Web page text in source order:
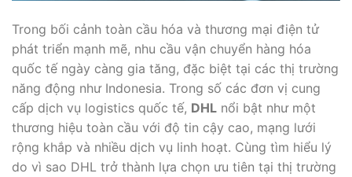
Trong bối cảnh toàn cầu hóa và thương mại điện tử
phát triển mạnh mẽ, nhu cầu vận chuyển hàng hóa
quốc tế ngày càng gia tăng, đặc biệt tại các thị trường
năng động như Indonesia. Trong số các đơn vị cung
cấp dịch vụ logistics quốc tế, DHL nổi bật như một
thương hiệu toàn cầu với độ tin cậy cao, mạng lưới
rộng khắp và nhiều dịch vụ linh hoạt. Cùng tìm hiểu lý
do vì sao DHL trở thành lựa chọn ưu tiên tại thị trường